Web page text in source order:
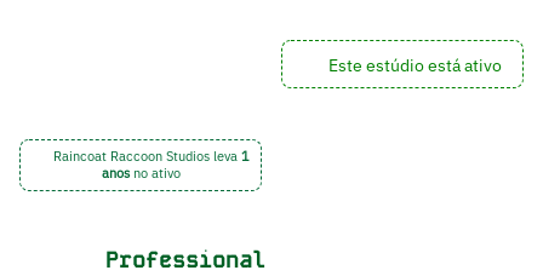
Este estúdio está ativo
Raincoat Raccoon Studios leva 1
anosno ativo
Professional